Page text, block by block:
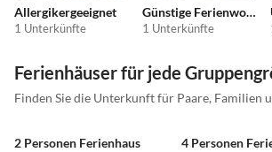
Allergikergeeignet
1 Unterkünfte
Günstige Ferienwohnungen
1 Unterkünfte
Ferienhäuser für jede
Finden Sie die Unterkunft für Paare, Familien
2 Personen Ferienhaus 4 Personen